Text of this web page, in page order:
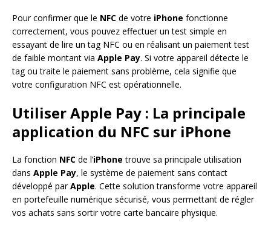
Pour confirmer que le NFC de votre iPhone fonctionne
correctement, vous pouvez effectuer un test simple en
essayant de lire un tag NFC ou en réalisant un paiement test
de faible montant via Apple Pay. Si votre appareil détecte le
tag ou traite le paiement sans problème, cela signifie que
votre configuration NFC est opérationnelle.
Utiliser Apple Pay : La principale
application du NFC sur iPhone
La fonction NFC de l’iPhone trouve sa principale utilisation
dans Apple Pay, le système de paiement sans contact
développé parApple. Cette solution transforme votre appareil
en portefeuille numérique sécurisé, vous permettant de régler
vos achats sans sortir votre carte bancaire physique.